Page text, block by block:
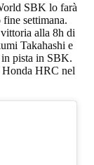
SBK lo farà
settimana.
alla 8h di
Takahashi e
in pista in SBK.
Honda HRC nel